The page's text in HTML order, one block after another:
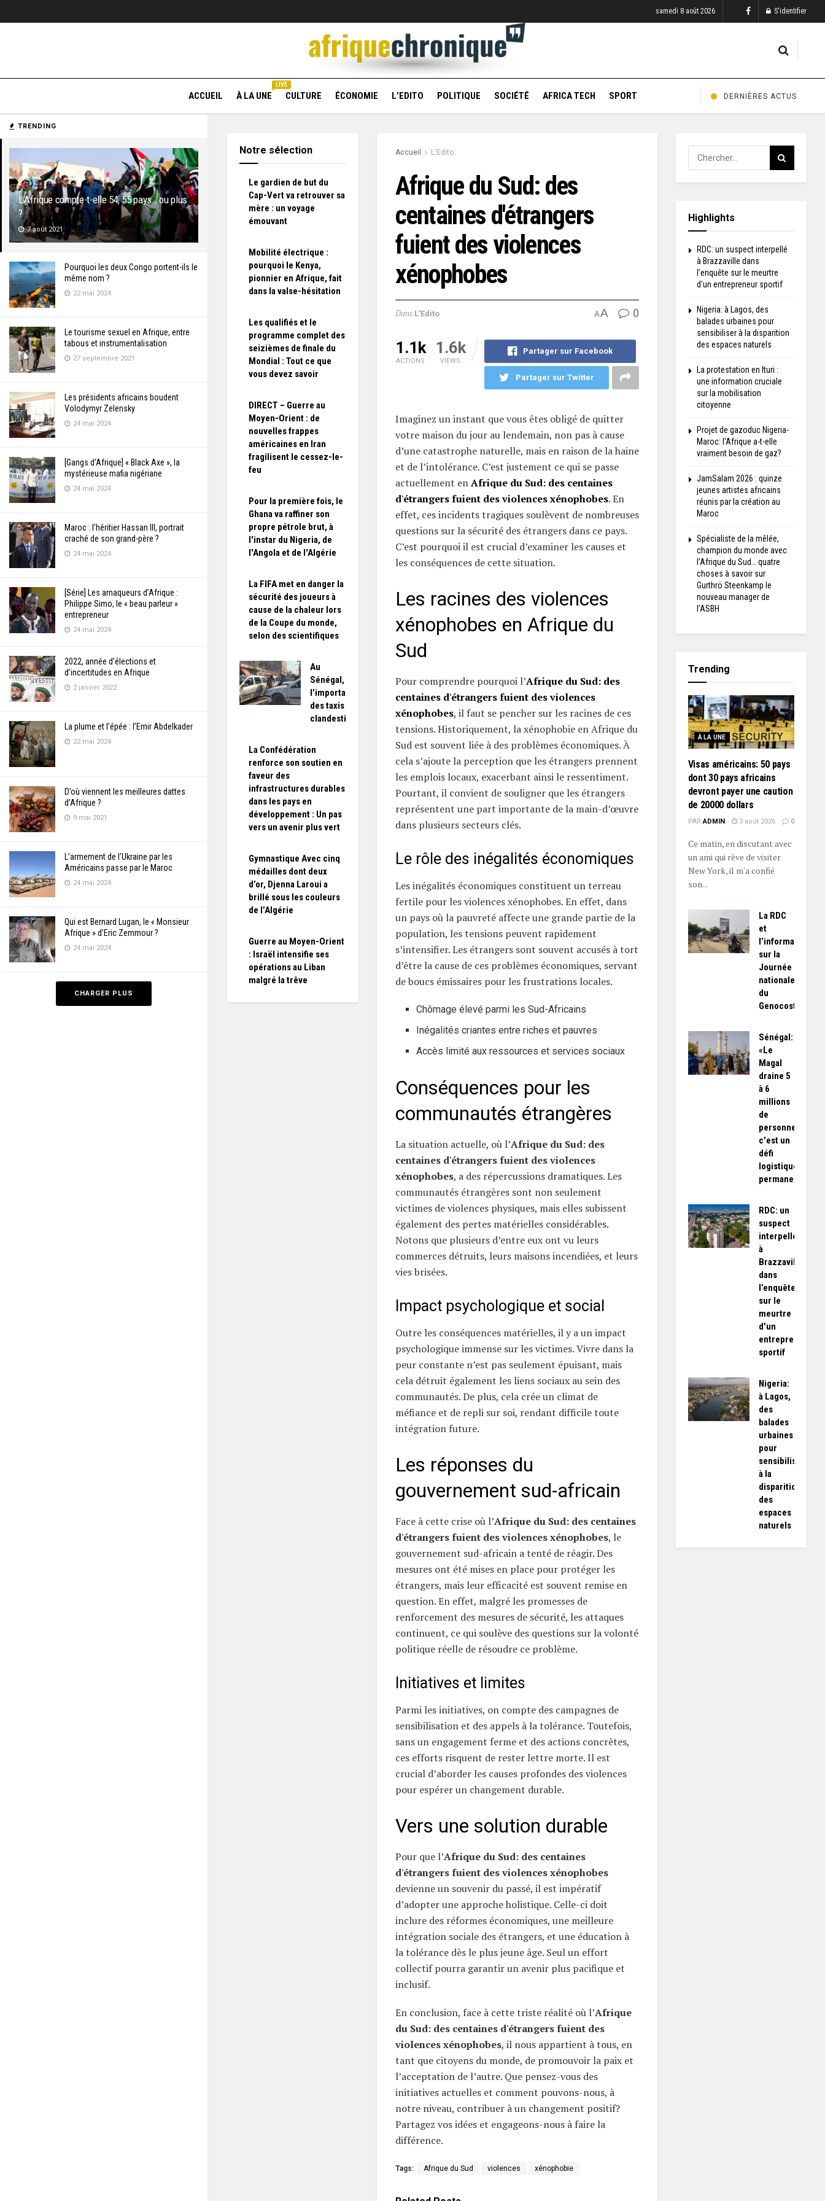
TRENDING
L’Afrique compte-t-elle 54, 55 pays… ou plus
?
7 août 2021
Pourquoi les deux Congo portent-ils le
même nom ?
22 mai 2024
Le tourisme sexuel en Afrique, entre
tabous et instrumentalisation
27 septembre 2021
Les présidents africains boudent
Volodymyr Zelensky
24 mai 2024
[Gangs d’Afrique] « Black Axe », la
mystérieuse mafia nigériane
24 mai 2024
Maroc : l’héritier Hassan III, portrait
craché de son grand-père ?
24 mai 2024
[Série] Les arnaqueurs d’Afrique :
Philippe Simo, le « beau parleur »
entrepreneur
24 mai 2024
2022, année d’élections et
d’incertitudes en Afrique
2 janvier 2022
La plume et l’épée : l’Emir Abdelkader
22 mai 2024
D’où viennent les meilleures dattes
d’Afrique ?
9 mai 2021
L’armement de l’Ukraine par les
Américains passe par le Maroc
24 mai 2024
Qui est Bernard Lugan, le « Monsieur
Afrique » d’Eric Zemmour ?
24 mai 2024
CHARGER PLUS
samedi 8 août 2026 S'identifier
ACCUEIL À LA UNE
LIVE
CULTURE ÉCONOMIE L’EDITO POLITIQUE SOCIÉTÉ AFRICA TECH SPORT DERNIÈRES ACTUS
Accueil L'Edito
Afrique du Sud: des
centaines d'étrangers
fuient des violences
xénophobes
Dans L'Edito AA 0
1.1k
ACTIONS
1.6k
VIEWS
Partager sur Facebook
Partager sur Twitter
Imaginez un instant que vous êtes obligé de quitter
votre maison du jour au lendemain, non pas à cause
d’une catastrophe naturelle, mais en raison de la haine
et de l’intolérance. C’est justement ce qui se passe
actuellement enAfrique du Sud: des centaines
d'étrangers fuient des violences xénophobes. En
effet, ces incidents tragiques soulèvent de nombreuses
questions sur la sécurité des étrangers dans ce pays.
C’est pourquoi il est crucial d’examiner les causes et
les conséquences de cette situation.
Les racines des violences
xénophobes en Afrique du
Sud
Pour comprendre pourquoi l’Afrique du Sud: des
centaines d'étrangers fuient des violences
xénophobes, il faut se pencher sur les racines de ces
tensions. Historiquement, la xénophobie en Afrique du
Sud est souvent liée à des problèmes économiques. À
cela s’ajoute la perception que les étrangers prennent
les emplois locaux, exacerbant ainsi le ressentiment.
Pourtant, il convient de souligner que les étrangers
représentent une part importante de la main-d’œuvre
dans plusieurs secteurs clés.
Le rôle des inégalités économiques
Les inégalités économiques constituent un terreau
fertile pour les violences xénophobes. En effet, dans
un pays où la pauvreté affecte une grande partie de la
population, les tensions peuvent rapidement
s’intensifier. Les étrangers sont souvent accusés à tort
d’être la cause de ces problèmes économiques, servant
de boucs émissaires pour les frustrations locales.
Chômage élevé parmi les Sud-Africains
Inégalités criantes entre riches et pauvres
Accès limité aux ressources et services sociaux
Conséquences pour les
communautés étrangères
La situation actuelle, où l’Afrique du Sud: des
centaines d'étrangers fuient des violences
xénophobes, a des répercussions dramatiques. Les
communautés étrangères sont non seulement
victimes de violences physiques, mais elles subissent
également des pertes matérielles considérables.
Notons que plusieurs d’entre eux ont vu leurs
commerces détruits, leurs maisons incendiées, et leurs
vies brisées.
Impact psychologique et social
Outre les conséquences matérielles, il y a un impact
psychologique immense sur les victimes. Vivre dans la
peur constante n’est pas seulement épuisant, mais
cela détruit également les liens sociaux au sein des
communautés. De plus, cela crée un climat de
méfiance et de repli sur soi, rendant difficile toute
intégration future.
Les réponses du
gouvernement sud-africain
Face à cette crise où l’Afrique du Sud: des centaines
d'étrangers fuient des violences xénophobes, le
gouvernement sud-africain a tenté de réagir. Des
mesures ont été mises en place pour protéger les
étrangers, mais leur efficacité est souvent remise en
question. En effet, malgré les promesses de
renforcement des mesures de sécurité, les attaques
continuent, ce qui soulève des questions sur la volonté
politique réelle de résoudre ce problème.
Initiatives et limites
Parmi les initiatives, on compte des campagnes de
sensibilisation et des appels à la tolérance. Toutefois,
sans un engagement ferme et des actions concrètes,
ces efforts risquent de rester lettre morte. Il est
crucial d’aborder les causes profondes des violences
pour espérer un changement durable.
Vers une solution durable
Pour que l’Afrique du Sud: des centaines
d'étrangers fuient des violences xénophobes
devienne un souvenir du passé, il est impératif
d’adopter une approche holistique. Celle-ci doit
inclure des réformes économiques, une meilleure
intégration sociale des étrangers, et une éducation à
la tolérance dès le plus jeune âge. Seul un effort
collectif pourra garantir un avenir plus pacifique et
inclusif.
En conclusion, face à cette triste réalité où l’Afrique
du Sud: des centaines d'étrangers fuient des
violences xénophobes, il nous appartient à tous, en
tant que citoyens du monde, de promouvoir la paix et
l’acceptation de l’autre. Que pensez-vous des
initiatives actuelles et comment pouvons-nous, à
notre niveau, contribuer à un changement positif?
Partagez vos idées et engageons-nous à faire la
différence.
Tags: Afrique du Sud violences xénophobie
Notre sélection
Le gardien de but du
Cap-Vert va retrouver sa
mère : un voyage
émouvant
Mobilité électrique :
pourquoi le Kenya,
pionnier en Afrique, fait
dans la valse-hésitation
Les qualifiés et le
programme complet des
seizièmes de finale du
Mondial : Tout ce que
vous devez savoir
DIRECT – Guerre au
Moyen-Orient : de
nouvelles frappes
américaines en Iran
fragilisent le cessez-le-
feu
Pour la première fois, le
Ghana va raffiner son
propre pétrole brut, à
l'instar du Nigeria, de
l'Angola et de l'Algérie
La FIFA met en danger la
sécurité des joueurs à
cause de la chaleur lors
de la Coupe du monde,
selon des scientifiques
Au
Sénégal,
l’importance
des taxis
clandestins
La Confédération
renforce son soutien en
faveur des
infrastructures durables
dans les pays en
développement : Un pas
vers un avenir plus vert
Gymnastique Avec cinq
médailles dont deux
d’or, Djenna Laroui a
brillé sous les couleurs
de l’Algérie
Guerre au Moyen-Orient
: Israël intensifie ses
opérations au Liban
malgré la trêve
Highlights
RDC: un suspect interpellé
à Brazzaville dans
l’enquête sur le meurtre
d'un entrepreneur sportif
Nigeria: à Lagos, des
balades urbaines pour
sensibiliser à la disparition
des espaces naturels
La protestation en Ituri :
une information cruciale
sur la mobilisation
citoyenne
Projet de gazoduc Nigeria-
Maroc: l'Afrique a-t-elle
vraiment besoin de gaz?
JamSalam 2026 : quinze
jeunes artistes africains
réunis par la création au
Maroc
Spécialiste de la mêlée,
champion du monde avec
l’Afrique du Sud… quatre
choses à savoir sur
Gurthrö Steenkamp le
nouveau manager de
l’ASBH
Trending
À LA UNE
Visas américains: 50 pays
dont 30 pays africains
devront payer une caution
de 20000 dollars
PAR ADMIN 3 août 2026 0
Ce matin, en discutant avec
un ami qui rêve de visiter
New York, il m'a confié
son...
La RDC
et
l’information
sur la
Journée
nationale
du
Genocost
Sénégal:
«Le
Magal
draine 5
à 6
millions
de
personnes,
c'est un
défi
logistique
permanent»
RDC: un
suspect
interpellé
à
Brazzaville
dans
l’enquête
sur le
meurtre
d'un
entrepreneur
sportif
Nigeria:
à Lagos,
des
balades
urbaines
pour
sensibiliser
à la
disparition
des
espaces
naturels